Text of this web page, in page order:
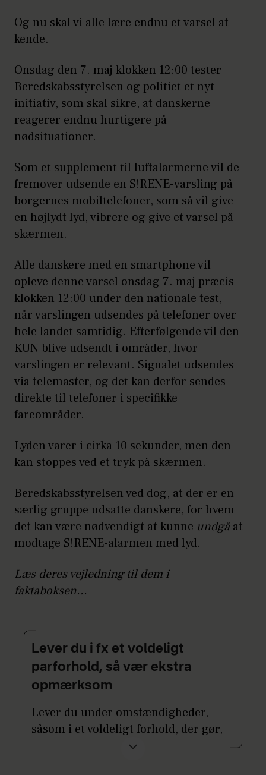
Og nu skal vi alle lære endnu et varsel at
kende.
Onsdag den 7. maj klokken 12:00 tester
Beredskabsstyrelsen og politiet et nyt
initiativ, som skal sikre, at danskerne
reagerer endnu hurtigere på
nødsituationer.
Som et supplement til luftalarmerne vil de
fremover udsende en S!RENE-varsling på
borgernes mobiltelefoner, som så vil give
en højlydt lyd, vibrere og give et varsel på
skærmen.
Alle danskere med en smartphone vil
opleve denne varsel onsdag 7. maj præcis
klokken 12:00 under den nationale test,
når varslingen udsendes på telefoner over
hele landet samtidig. Efterfølgende vil den
KUN blive udsendt i områder, hvor
varslingen er relevant. Signalet udsendes
via telemaster, og det kan derfor sendes
direkte til telefoner i specifikke
fareområder.
Lyden varer i cirka 10 sekunder, men den
kan stoppes ved et tryk på skærmen.
Beredskabsstyrelsen ved dog, at der er en
særlig gruppe udsatte danskere, for hvem
det kan være nødvendigt at kunne undgå at
modtage S!RENE-alarmen med lyd.
Læs deres vejledning til dem i
faktaboksen...
Lever du i fx et voldeligt
parforhold, så vær ekstra
opmærksom
Lever du under omstændigheder,
såsom i et voldeligt forhold, der gør,
at du har gemt en ekstra-telefon i